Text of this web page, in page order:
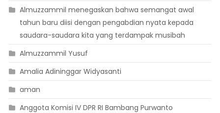
Almuzzammil menegaskan bahwa semangat awal
tahun baru diisi dengan pengabdian nyata kepada
saudara-saudara kita yang terdampak musibah
Almuzzammil Yusuf
Amalia Adininggar Widyasanti
aman
Anggota Komisi IV DPR RI Bambang Purwanto